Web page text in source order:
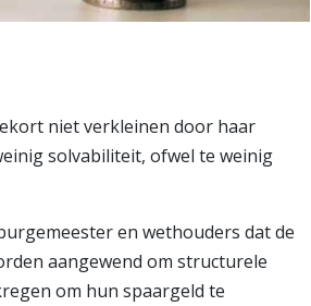
niet verkleinen door haar
solvabiliteit, ofwel te weinig
en wethouders dat de
aangewend om structurele
om hun spaargeld te